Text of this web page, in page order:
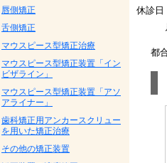
休診日
都
唇側矯正
舌側矯正
マウスピース型矯正治療
マウスピース型矯正装置「イン
ビザライン」
マウスピース型矯正装置「アソ
アライナー」
歯科矯正用アンカースクリュー
を用いた矯正治療
その他の矯正装置